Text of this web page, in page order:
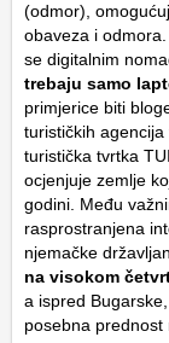
(odmor),
obaveza i
se digitalnim
trebaju samo
primjerice biti
turističkih
turistička tvrtka
ocjenjuje zemlje
godini. Među
rasprostranjena
njemačke
na visokom
a ispred
posebna prednost